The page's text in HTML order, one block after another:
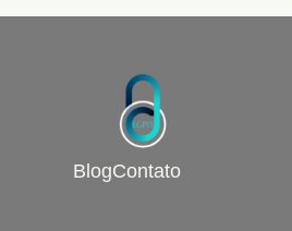
BlogContato